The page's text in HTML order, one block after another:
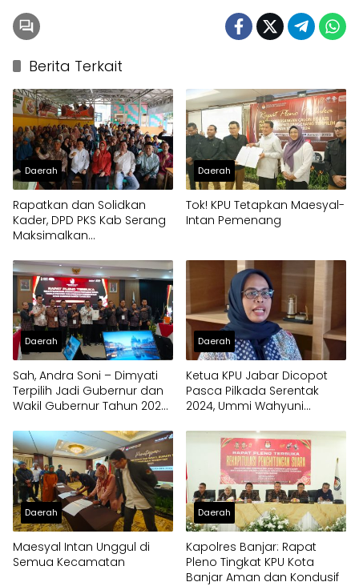
Berita Terkait
Daerah
Rapatkan dan Solidkan
Kader, DPD PKS Kab Serang
Maksimalkan
Zakiyah – Najib Hamas
pada PSU 19 April
Daerah
Tok! KPU Tetapkan Maesyal-
Intan Pemenang
Daerah
Sah, Andra Soni – Dimyati
Terpilih Jadi Gubernur dan
Wakil Gubernur Tahun 2024,
Daerah
Ketua KPU Jabar Dicopot
Pasca Pilkada Serentak
2024, Ummi Wahyuni
Daerah
Maesyal Intan Unggul di
Semua Kecamatan
Daerah
Kapolres Banjar: Rapat
Pleno Tingkat KPU Kota
Banjar Aman dan Kondusif